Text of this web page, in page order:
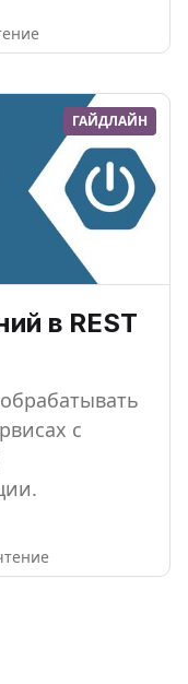
ГАЙДЛАЙН
в REST
с